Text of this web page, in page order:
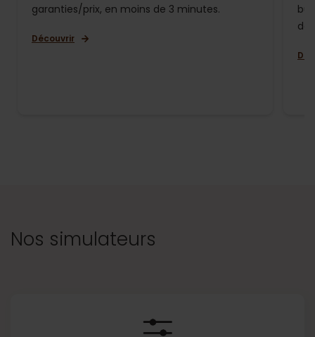
garanties/prix, en moins de 3 minutes.
Découvrir
de
Nos simulateurs